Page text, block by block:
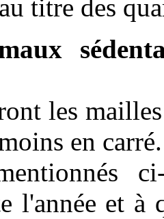
titre des
les
en carré.
l'année et à